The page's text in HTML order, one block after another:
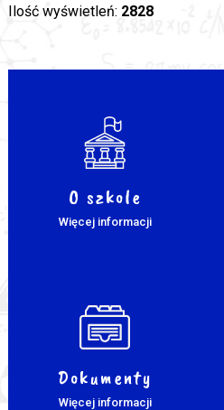
Ilość wyświetleń: 2828
O szkole
Więcej informacji
Dokumenty
Więcej informacji